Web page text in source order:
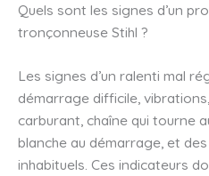
Quels sont les signes d’un
tronçonneuse Stihl ?
Les signes d’un ralenti mal
démarrage difficile,
carburant, chaîne qui tourne
blanche au démarrage, et
inhabituels. Ces indicateurs